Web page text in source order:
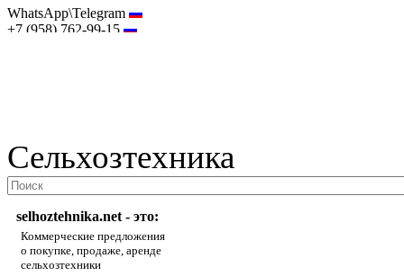
WhatsApp\Telegram
+7 (958) 762-99-15
Сельхозтехника
selhoztehnika.net - это:
Коммерческие предложения
о покупке, продаже, аренде
сельхозтехники